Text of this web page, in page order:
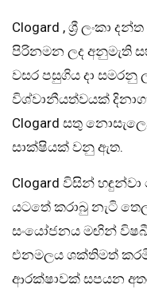
Clogard , ශ්‍රී ලංකා
පිරිනමන ලද අනුමැති
වසර පසුගිය දා සමරනු
විශ්වානීයත්වයක්
Clogard සතු
සාක්ෂියක් වනු ඇත.
Clogard විසින් හඳුන්වා
යටතේ කරාබු නැටි
සංයෝජනය මඟින්
එනමලය ශක්තිමත්
ආරක්ෂාවක් සපයන